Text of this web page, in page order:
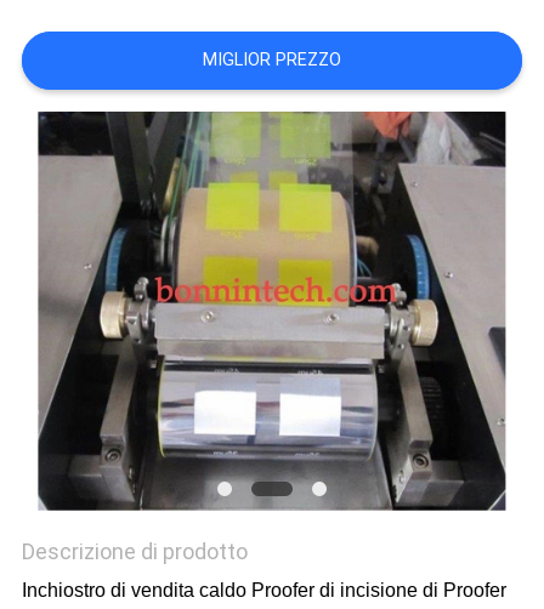
MAPPA
DEL
PRIVACY
POLICY
MIGLIOR PREZZO
Descrizione di prodotto
Inchiostro di vendita caldo Proofer di incisione di Proofer